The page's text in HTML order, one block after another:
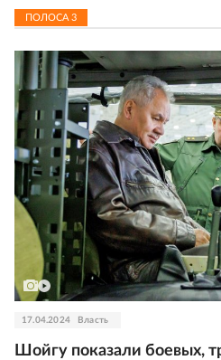
ПОЛОСА 3
17.04.2024 Власть
Шойгу показали боевых,